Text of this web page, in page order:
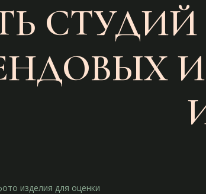
изделия для оценки